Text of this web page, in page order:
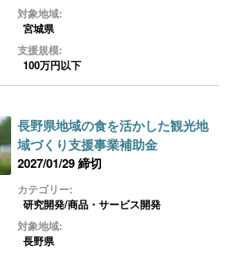
対象地域:
宮城県
支援規模:
100万円以下
長野県地域の食を活かした観光地
域づくり支援事業補助金
2027/01/29 締切
カテゴリー:
研究開発/商品・サービス開発
対象地域:
長野県